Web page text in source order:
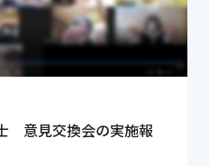
意見交換会の実施報